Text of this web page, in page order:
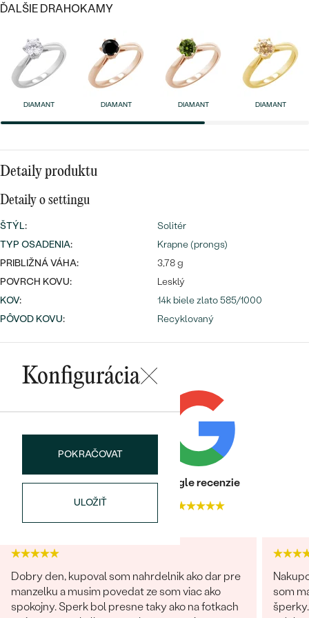
Wave kolekcia
NA MIERU
DIAMANTY
Bestsellery
OBJAVIŤ
náušnice
PREZRIEŤ
Personalizované
prívesky
Najpredávanejšie
prstene
PREZRIEŤ
ĎALŠIE DRAHOKAMY
DIAMANT DIAMANT DIAMANT DIAMANT
Detaily produktu
Detaily o settingu
ŠTÝL:
Solitér
TYP OSADENIA:
Krapne (prongs)
PRIBLIŽNÁ VÁHA:
3,78 g
POVRCH KOVU:
Lesklý
KOV:
14k biele zlato 585/1000
PÔVOD KOVU: Recyklovaný
Konfigurácia
POKRAČOVAT
ULOŽIŤ
Heuréka recenzie
4.9
Google recenzie
Dobry den, kupoval som nahrdelnik ako dar pre
manzelku a musim povedat ze som viac ako
spokojny. Sperk bol presne taky ako na fotkach
som